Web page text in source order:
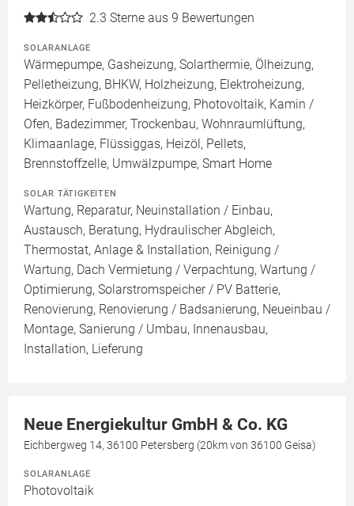
2.3 Sterne aus 9 Bewertungen
SOLARANLAGE
Wärmepumpe, Gasheizung, Solarthermie, Ölheizung,
Pelletheizung, BHKW, Holzheizung, Elektroheizung,
Heizkörper, Fußbodenheizung, Photovoltaik, Kamin /
Ofen, Badezimmer, Trockenbau, Wohnraumlüftung,
Klimaanlage, Flüssiggas, Heizöl, Pellets,
Brennstoffzelle, Umwälzpumpe, Smart Home
SOLAR TÄTIGKEITEN
Wartung, Reparatur, Neuinstallation / Einbau,
Austausch, Beratung, Hydraulischer Abgleich,
Thermostat, Anlage & Installation, Reinigung /
Wartung, Dach Vermietung / Verpachtung, Wartung /
Optimierung, Solarstromspeicher / PV Batterie,
Renovierung, Renovierung / Badsanierung, Neueinbau /
Montage, Sanierung / Umbau, Innenausbau,
Installation, Lieferung
Neue Energiekultur GmbH & Co. KG
Eichbergweg 14, 36100 Petersberg (20km von 36100 Geisa)
SOLARANLAGE
Photovoltaik